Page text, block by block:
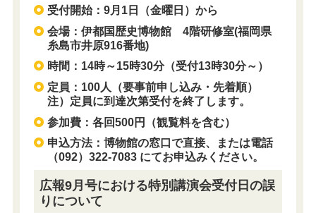
受付開始：9月1日（金曜日）から
会場：伊都国歴史博物館 4階研修室(福岡県
糸島市井原916番地)
時間：14時～15時30分（受付13時30分～）
定員：100人（要事前申し込み・先着順）
注）定員に到達次第受付を終了します。
参加費：各回500円（観覧料を含む）
申込方法：博物館の窓口で直接、または電話
（092）322-7083 にてお申込みください。
広報9月号における特別講演会受付日の誤
りについて